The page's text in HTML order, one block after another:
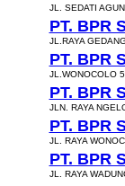
JL. SEDATI
PT. BPR
JL.RAYA
PT. BPR
JL.WONOCOLO
PT. BPR
JLN. RAYA
PT. BPR
JL. RAYA
PT. BPR
JL. RAYA